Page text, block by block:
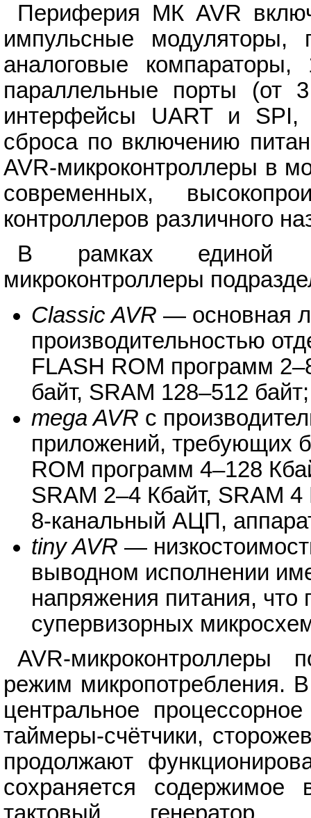
Периферия МК AVR
импульсные модуляторы,
аналоговые
параллельные порты
интерфейсы UART и SPI,
сброса по включению
AVR-микроконтроллеры в
современных,
контроллеров различного
В рамках единой
микроконтроллеры
Classic AVR — основная
производительностью
FLASH ROM программ
байт, SRAM 128–512 байт;
mega AVR с
приложений, требующих
ROM программ 4–128
SRAM 2–4 Кбайт, SRAM
8-канальный АЦП,
tiny AVR —
выводном исполнении
напряжения питания, что
супервизорных
AVR-
режим микропотребления.
центральное
таймеры-счётчики,
продолжают
сохраняется содержимое